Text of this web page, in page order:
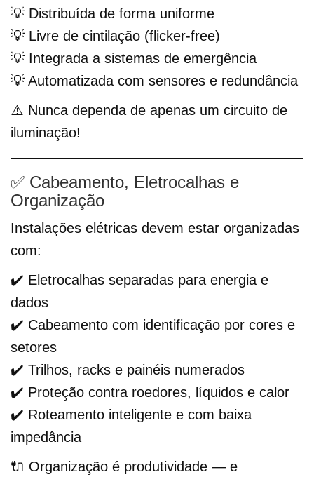
💡 Distribuída de forma uniforme
💡 Livre de cintilação (flicker-free)
💡 Integrada a sistemas de emergência
💡 Automatizada com sensores e redundância
⚠️ Nunca dependa de apenas um circuito de
iluminação!
✅ Cabeamento, Eletrocalhas e
Organização
Instalações elétricas devem estar organizadas
com:
✔️ Eletrocalhas separadas para energia e
dados
✔️ Cabeamento com identificação por cores e
setores
✔️ Trilhos, racks e painéis numerados
✔️ Proteção contra roedores, líquidos e calor
✔️ Roteamento inteligente e com baixa
impedância
🔌 Organização é produtividade — e